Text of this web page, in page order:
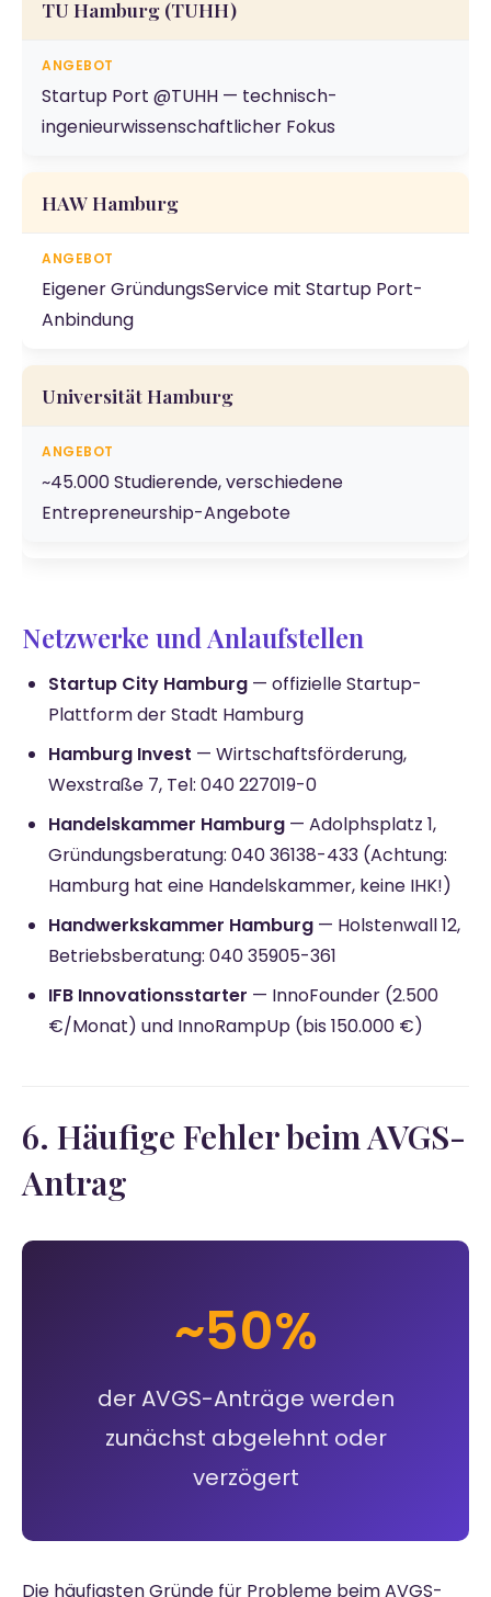
TU Hamburg (TUHH)
Startup Port @TUHH — technisch-
ingenieurwissenschaftlicher Fokus
HAW Hamburg
Eigener GründungsService mit Startup Port-
Anbindung
Universität Hamburg
~45.000 Studierende, verschiedene
Entrepreneurship-Angebote
Netzwerke und Anlaufstellen
Startup City Hamburg — offizielle Startup-
Plattform der Stadt Hamburg
Hamburg Invest — Wirtschaftsförderung,
Wexstraße 7, Tel: 040 227019-0
Handelskammer Hamburg — Adolphsplatz 1,
Gründungsberatung: 040 36138-433 (Achtung:
Hamburg hat eine Handelskammer, keine IHK!)
Handwerkskammer Hamburg — Holstenwall 12,
Betriebsberatung: 040 35905-361
IFB Innovationsstarter — InnoFounder (2.500
€/Monat) und InnoRampUp (bis 150.000 €)
6. Häufige Fehler beim AVGS-
Antrag
~50%
der AVGS-Anträge werden
zunächst abgelehnt oder
verzögert
Die häufigsten Gründe für Probleme beim AVGS-